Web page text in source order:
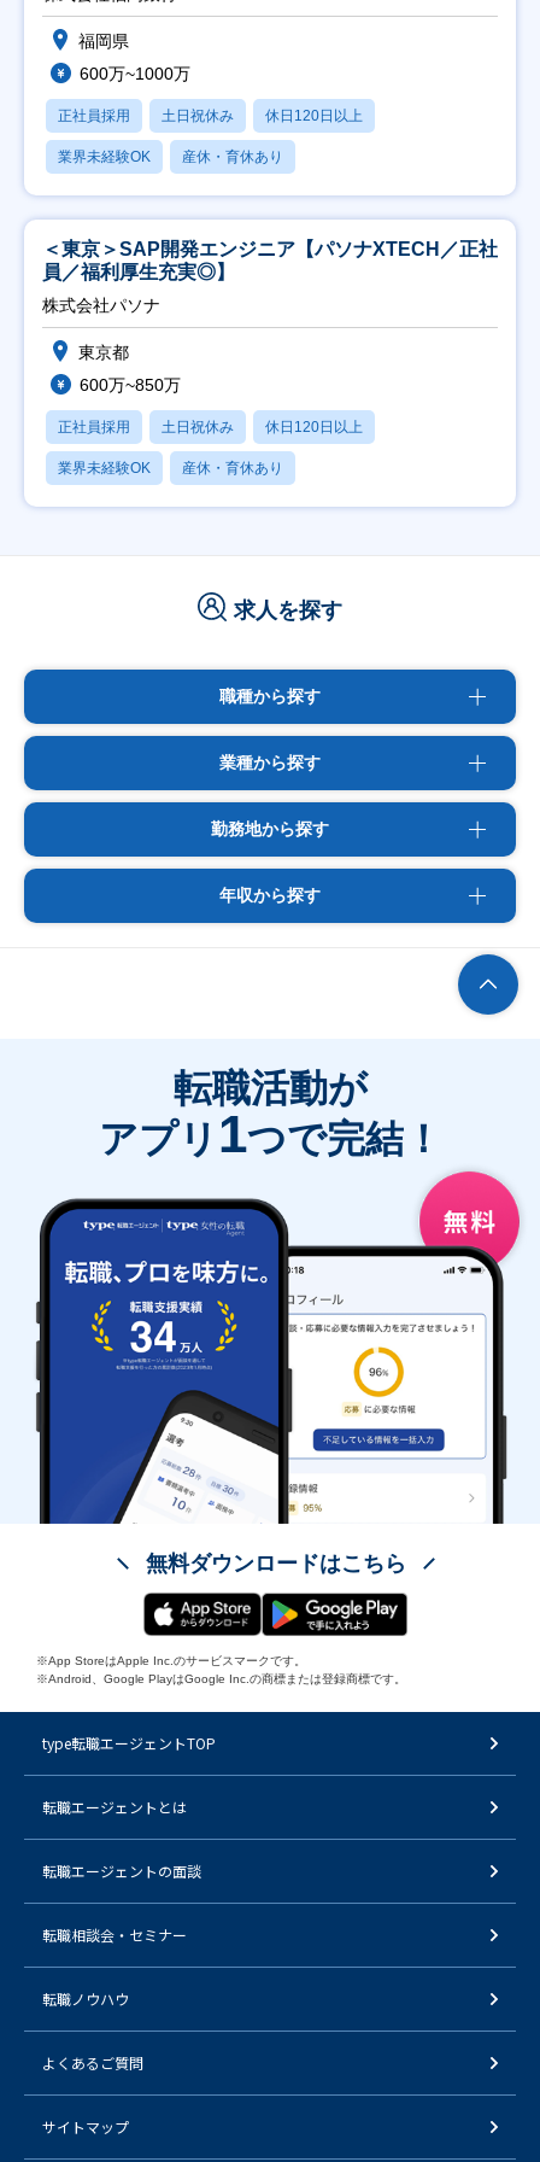
福岡県
600万~1000万
正社員採用 土日祝休み 休日120日以上
業界未経験OK 産休・育休あり
＜東京＞SAP開発エンジニア【パソナXTECH／正社
員／福利厚生充実◎】
株式会社パソナ
東京都
600万~850万
正社員採用 土日祝休み 休日120日以上
業界未経験OK 産休・育休あり
求人を探す
職種から探す
業種から探す
勤務地から探す
年収から探す
転職活動が
アプリ 1つで完結！
無料ダウンロードはこちら
※App StoreはApple Inc.のサービスマークです。
※Android、Google PlayはGoogle Inc.の商標または登録商標です。
type転職エージェントTOP
転職エージェントとは
転職エージェントの面談
転職相談会・セミナー
転職ノウハウ
よくあるご質問
サイトマップ